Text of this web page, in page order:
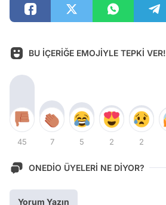
BU İÇERİĞE EMOJİYLE TEPKİ VER!
45 7 5 2 2
ONEDİO ÜYELERİ NE DİYOR?
Yorum Yazın